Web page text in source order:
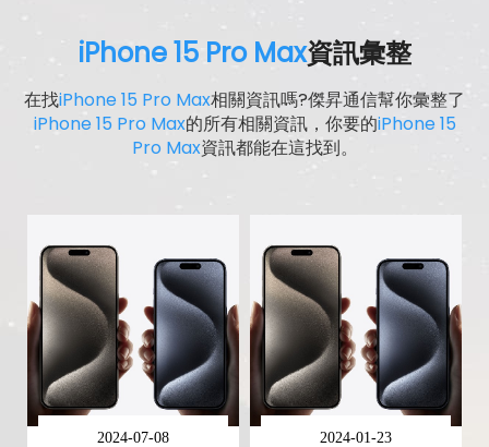
iPhone 15 Pro Max資訊彙整
在找iPhone 15 Pro Max相關資訊嗎?傑昇通信幫你彙整了
iPhone 15 Pro Max的所有相關資訊，你要的iPhone 15
Pro Max資訊都能在這找到。
2024-07-08 2024-01-23